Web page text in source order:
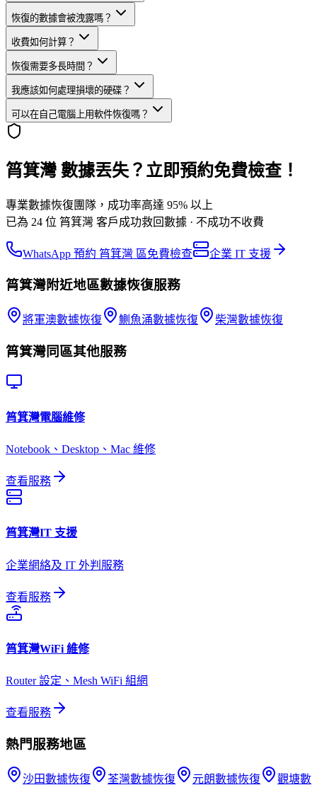
恢復的數據會被洩露嗎？
收費如何計算？
恢復需要多長時間？
我應該如何處理損壞的硬碟？
可以在自己電腦上用軟件恢復嗎？
筲箕灣 數據丟失？立即預約免費檢查！
專業數據恢復團隊，成功率高達 95% 以上
已為 24 位 筲箕灣 客戶成功救回數據 · 不成功不收費
WhatsApp 預約 筲箕灣 區免費檢查 企業 IT 支援
筲箕灣附近地區數據恢復服務
將軍澳數據恢復 鰂魚涌數據恢復 柴灣數據恢復
筲箕灣同區其他服務
筲箕灣電腦維修
Notebook、Desktop、Mac 維修
查看服務
筲箕灣IT 支援
企業網絡及 IT 外判服務
查看服務
筲箕灣WiFi 維修
Router 設定、Mesh WiFi 組網
查看服務
熱門服務地區
沙田數據恢復 荃灣數據恢復 元朗數據恢復 觀塘數